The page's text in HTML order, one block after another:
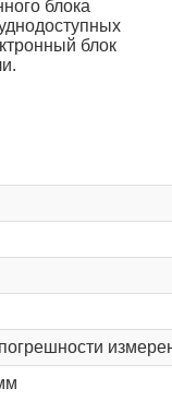
блока
блок